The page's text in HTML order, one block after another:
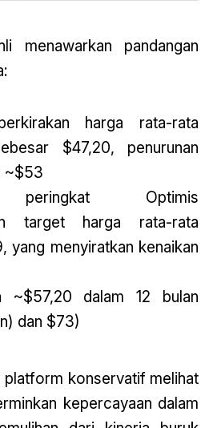
menawarkan pandangan
harga rata-rata
$47,20, penurunan
~$53
peringkat Optimis
target harga rata-rata
yang menyiratkan kenaikan
~$57,20 dalam 12 bulan
dan $73)
platform konservatif melihat
kepercayaan dalam